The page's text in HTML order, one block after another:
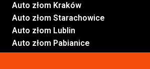
Auto złom Kraków
Auto złom Starachowice
Auto złom Lublin
Auto złom Pabianice